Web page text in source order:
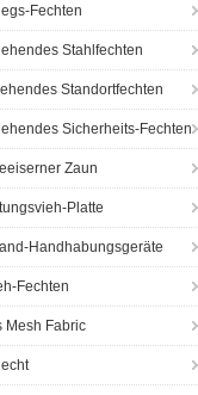
Fechten
Stahlfechten
Standortfechten
Sicherheits-Fechten
Zaun
Platte
Handhabungsgeräte
Fechten
Mesh Fabric